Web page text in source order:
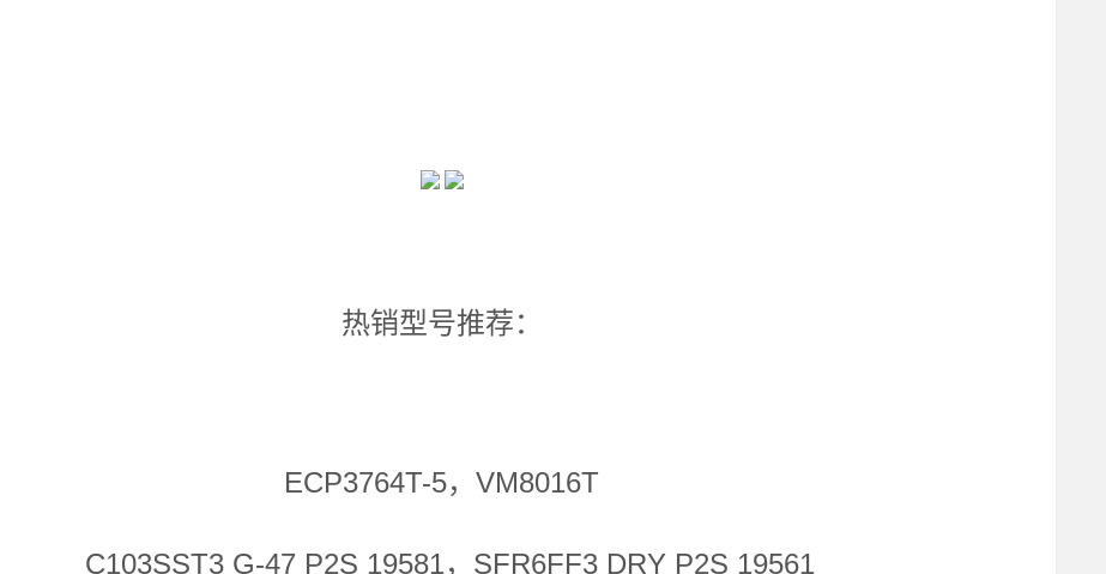
热销型号推荐：
ECP3764T-5，VM8016T
C103SST3 G-47 P2S 19581，SFR6FF3 DRY P2S 19561